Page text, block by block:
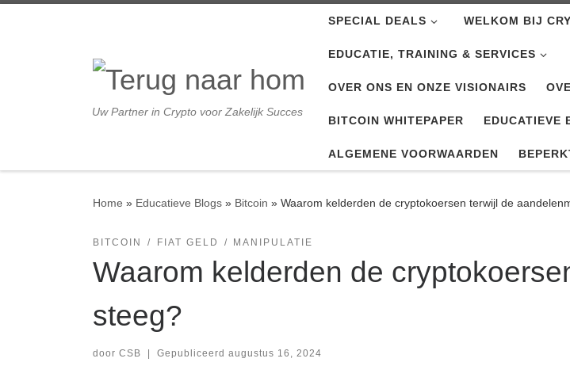
Uw Partner in Crypto voor Zakelijk Succes
SPECIAL DEALS WELKOM BIJ
EDUCATIE, TRAINING & SERVICES
OVER ONS EN ONZE VISIONAIRS
BITCOIN WHITEPAPER EDUCATIEVE
ALGEMENE VOORWAARDEN
Home » Educatieve Blogs » Bitcoin » Waarom kelderden de cryptokoersen terwijl de
BITCOIN FIAT GELD MANIPULATIE
Waarom kelderden de
steeg?
door CSB Gepubliceerd augustus 16, 2024